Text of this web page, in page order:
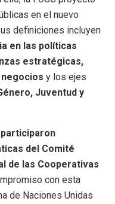
en el nuevo
definiciones incluyen
en las políticas
estratégicas,
y los ejes
Juventud y
del Comité
de las Cooperativas
con esta
de Naciones Unidas